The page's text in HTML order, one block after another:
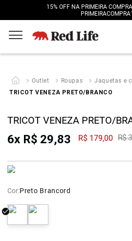
15% OFF NA PRIMEIRA
Outlet Roupas Jaquetas e
TRICOT VENEZA PRETO/BRANCO
TRICOT VENEZA PRETO/
6x R$ 29,83 R$ 179,00 R$
Cor:Preto Brancord